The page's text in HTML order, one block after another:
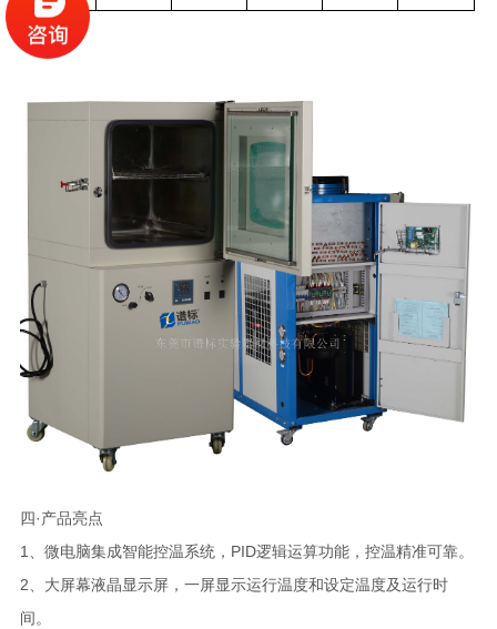
四·产品亮点
1、微电脑集成智能控温系统，PID逻辑运算功能，控温精准可靠。
2、大屏幕液晶显示屏，一屏显示运行温度和设定温度及运行时
间。